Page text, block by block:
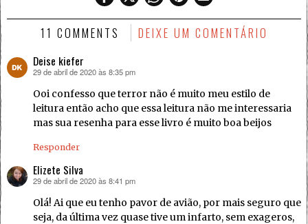
11 COMMENTS DEIXE UM COMENTÁRIO
Deise kiefer
disse:
29 de abril de 2020 às 8:35 pm
Ooi confesso que terror não é muito meu estilo de
leitura então acho que essa leitura não me interessaria
mas sua resenha para esse livro é muito boa beijos
Responder
Elizete Silva
disse:
29 de abril de 2020 às 8:41 pm
Olá! Ai que eu tenho pavor de avião, por mais seguro que
seja, da última vez quase tive um infarto, sem exageros,